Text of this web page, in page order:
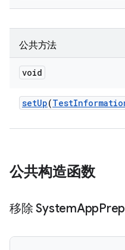
公共方法
void
setUp(Test
公共构造函数
移除 SystemApp